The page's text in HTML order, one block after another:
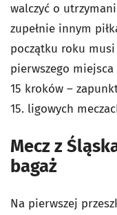
walczyć o
zupełnie innym
początku roku
pierwszego
15 kroków –
15. ligowych
Mecz z
bagaż
Na pierwszej